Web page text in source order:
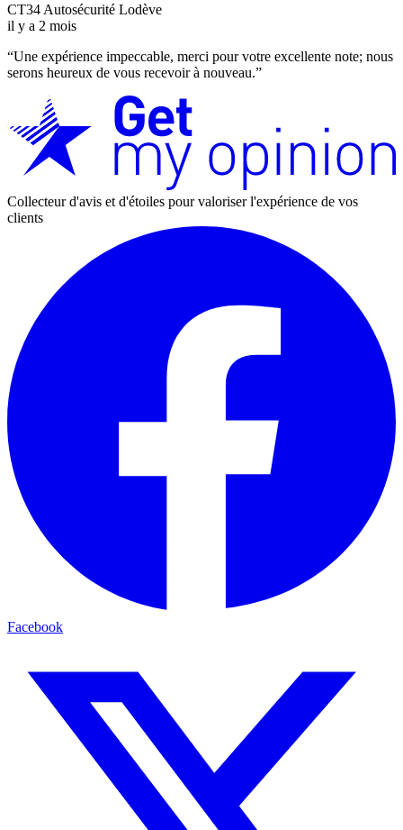
CT34 Autosécurité Lodève
il y a 2 mois
“Une expérience impeccable, merci pour votre excellente note; nous
serons heureux de vous recevoir à nouveau.”
Collecteur d'avis et d'étoiles pour valoriser l'expérience de vos
clients
Facebook